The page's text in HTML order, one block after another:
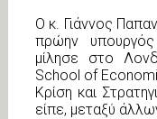
Ο κ. Γιάννος
πρώην υπουργός
μίλησε στο
School of
Κρίση και
είπε, μεταξύ